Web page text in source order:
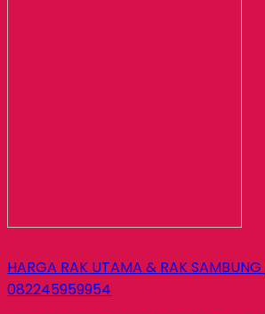
HARGA RAK UTAMA & RAK
082245959954